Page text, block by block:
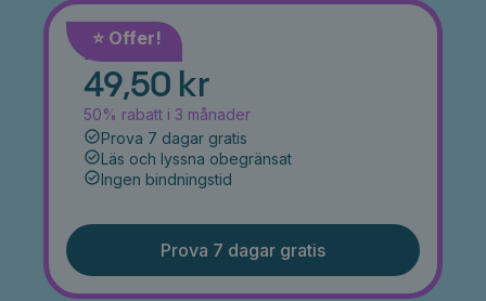
⭐️ Offer!
Månad
49,50 kr
50% rabatt i 3 månader
Prova 7 dagar gratis
Läs och lyssna obegränsat
Ingen bindningstid
Prova 7 dagar gratis